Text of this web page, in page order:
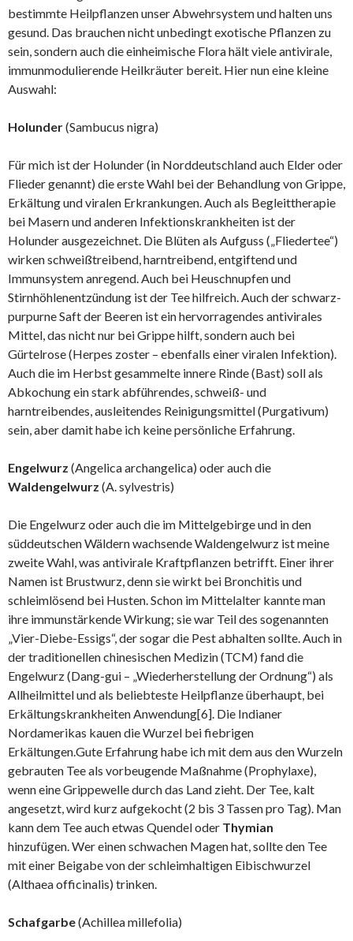
bestimmte Heilpflanzen unser Abwehrsystem und halten uns
gesund. Das brauchen nicht unbedingt exotische Pflanzen zu
sein, sondern auch die einheimische Flora hält viele antivirale,
immunmodulierende Heilkräuter bereit. Hier nun eine kleine
Auswahl:
Holunder(Sambucus nigra)
Für mich ist der Holunder (in Norddeutschland auch Elder oder
Flieder genannt) die erste Wahl bei der Behandlung von Grippe,
Erkältung und viralen Erkrankungen. Auch als Begleittherapie
bei Masern und anderen Infektionskrankheiten ist der
Holunder ausgezeichnet. Die Blüten als Aufguss („Fliedertee“)
wirken schweißtreibend, harntreibend, entgiftend und
Immunsystem anregend. Auch bei Heuschnupfen und
Stirnhöhlenentzündung ist der Tee hilfreich. Auch der schwarz-
purpurne Saft der Beeren ist ein hervorragendes antivirales
Mittel, das nicht nur bei Grippe hilft, sondern auch bei
Gürtelrose (Herpes zoster – ebenfalls einer viralen Infektion).
Auch die im Herbst gesammelte innere Rinde (Bast) soll als
Abkochung ein stark abführendes, schweiß- und
harntreibendes, ausleitendes Reinigungsmittel (Purgativum)
sein, aber damit habe ich keine persönliche Erfahrung.
Engelwurz (Angelica archangelica) oder auch die
Waldengelwurz (A. sylvestris)
Die Engelwurz oder auch die im Mittelgebirge und in den
süddeutschen Wäldern wachsende Waldengelwurz ist meine
zweite Wahl, was antivirale Kraftpflanzen betrifft. Einer ihrer
Namen ist Brustwurz, denn sie wirkt bei Bronchitis und
schleimlösend bei Husten. Schon im Mittelalter kannte man
ihre immunstärkende Wirkung; sie war Teil des sogenannten
„Vier-Diebe-Essigs“, der sogar die Pest abhalten sollte. Auch in
der traditionellen chinesischen Medizin (TCM) fand die
Engelwurz (Dang-gui – „Wiederherstellung der Ordnung“) als
Allheilmittel und als beliebteste Heilpflanze überhaupt, bei
Erkältungskrankheiten Anwendung[6]. Die Indianer
Nordamerikas kauen die Wurzel bei fiebrigen
Erkältungen.Gute Erfahrung habe ich mit dem aus den Wurzeln
gebrauten Tee als vorbeugende Maßnahme (Prophylaxe),
wenn eine Grippewelle durch das Land zieht. Der Tee, kalt
angesetzt, wird kurz aufgekocht (2 bis 3 Tassen pro Tag). Man
kann dem Tee auch etwas Quendel oder Thymian
hinzufügen. Wer einen schwachen Magen hat, sollte den Tee
mit einer Beigabe von der schleimhaltigen Eibischwurzel
(Althaea officinalis) trinken.
Schafgarbe(Achillea millefolia)